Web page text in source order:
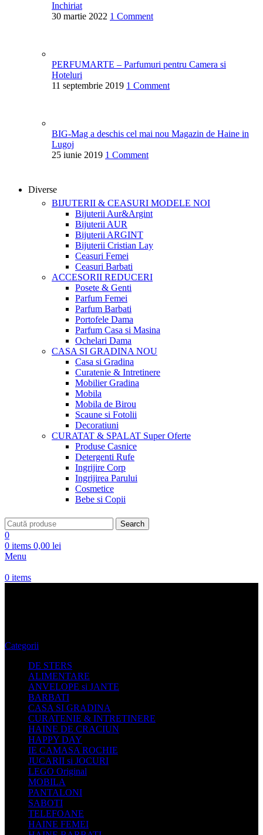
Inchiriat
30 martie 2022 1 Comment
PERFUMARTE – Parfumuri pentru Camera si
Hoteluri
11 septembrie 2019 1 Comment
BIG-Mag a deschis cel mai nou Magazin de Haine in
Lugoj
25 iunie 2019 1 Comment
Diverse
BIJUTERII & CEASURI MODELE NOI
Bijuterii Aur&Argint
Bijuterii AUR
Bijuterii ARGINT
Bijuterii Cristian Lay
Ceasuri Femei
Ceasuri Barbati
ACCESORII REDUCERI
Posete & Genti
Parfum Femei
Parfum Barbati
Portofele Dama
Parfum Casa si Masina
Ochelari Dama
CASA SI GRADINANOU
Casa si Gradina
Curatenie & Intretinere
Mobilier Gradina
Mobila
Mobila de Birou
Scaune si Fotolii
Decoratiuni
CURATAT & SPALAT Super Oferte
Produse Casnice
Detergenti Rufe
Ingrijire Corp
Ingrijirea Parului
Cosmetice
Bebe si Copii
Search
0
0 items 0,00 lei
Menu
0 items
Categorii
DE STERS
ALIMENTARE
ANVELOPE si JANTE
BARBATI
CASA SI GRADINA
CURATENIE & INTRETINERE
HAINE DE CRACIUN
HAPPY DAY
IE CAMASA ROCHIE
JUCARII si JOCURI
LEGO Original
MOBILA
PANTALONI
SABOTI
TELEFOANE
HAINE FEMEI